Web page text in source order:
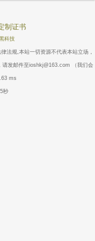
制证书
科技
法规,本站一切资源不代表本站立场，
请发邮件至ioshkj@163.com （我们会
ms
秒